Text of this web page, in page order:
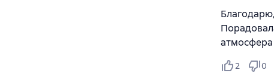
атмосфера
2 0